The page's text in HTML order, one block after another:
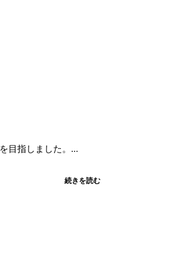
目指しました。...
続きを読む